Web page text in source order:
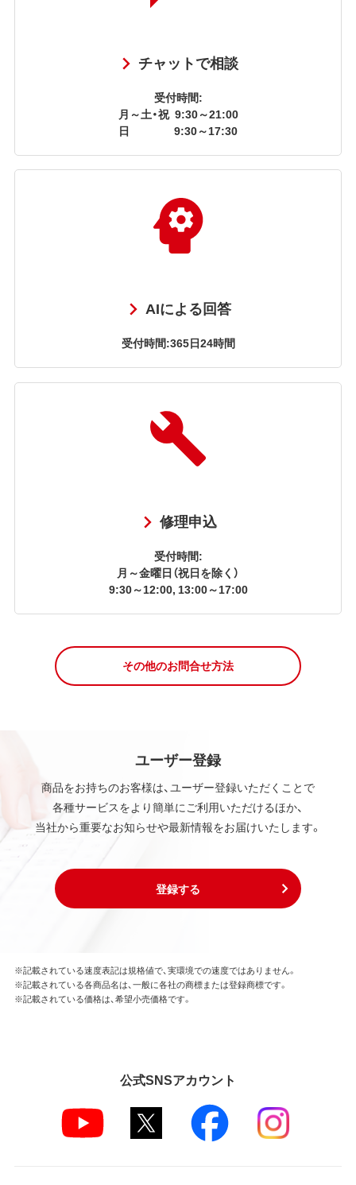
チャットで相談
受付時間:
月～土・祝 9:30～21:00
日
9:30～17:30
AIによる回答
受付時間:365日24時間
修理申込
受付時間:
月～金曜日（祝日を除く）
9:30～12:00, 13:00～17:00
その他のお問合せ方法
ユーザー登録
商品をお持ちのお客様は、ユーザー登録いただくことで
各種サービスをより簡単にご利用いただけるほか、
当社から重要なお知らせや最新情報をお届けいたします。
登録する
※記載されている速度表記は規格値で、実環境での速度ではありません。
※記載されている各商品名は、一般に各社の商標または登録商標です。
※記載されている価格は、希望小売価格です。
公式SNSアカウント